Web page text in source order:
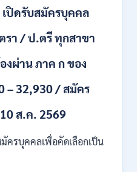
ปิดรับสมัครบุคคล
รา / ป.ตรี ทุกสาขา
ผ่าน ภาค ก ของ
– 32,930 / สมัคร
ส.ค. 2569
ครบุคคลเพื่อคัดเลือกเป็น